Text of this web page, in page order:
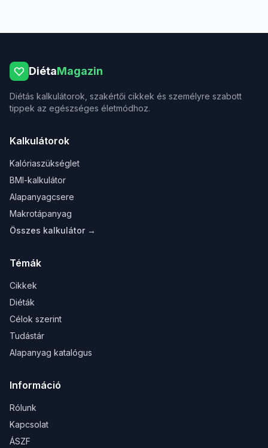
DiétaMagazin
Diétás kalkulátorok, szakértői cikkek és személyre szabott
tippek az egészséges életmódhoz.
Kalkulátorok
Kalóriaszükséglet
BMI-kalkulátor
Alapanyagcsere
Makrotápanyag
Összes kalkulátor →
Témák
Cikkek
Diéták
Célok szerint
Tudástár
Alapanyag katalógus
Információ
Rólunk
Kapcsolat
ÁSZF